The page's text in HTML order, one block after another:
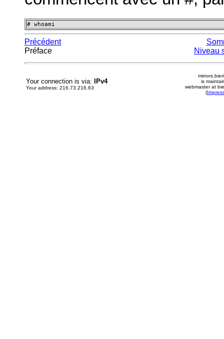
# whoami
Précédent
Préface
Niveau
Your connection is via: IPv4
Your address: 216.73.216.63
is
webmaster at
(